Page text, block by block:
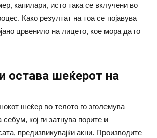
капилари, исто така се вклучени во
Како резултат на тоа се појавува
црвенило на лицето, кое мора да го
остава шеќерот на
шеќер во телото го зголемува
кој ги затнува порите и
предизвикувајќи акни. Производите